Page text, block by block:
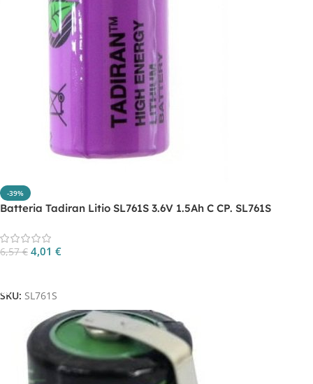
-39%
Batteria Tadiran Litio SL761S 3.6V 1.5Ah C CP. SL761S
6,57€ 4,01 €
SKU: SL761S